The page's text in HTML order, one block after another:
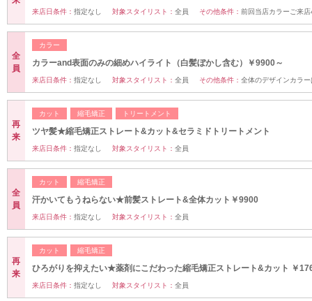
来店日条件： 指定なし 対象スタイリスト： 全員 その他条件： 前回当店カラーご来
全
員
カラー
カラーand表面のみの細めハイライト（白髪ぼかし含む）￥9900～
来店日条件： 指定なし 対象スタイリスト： 全員 その他条件： 全体のデザインカラ
再
来
カット 縮毛矯正 トリートメント
ツヤ髪★縮毛矯正ストレート&カット&セラミドトリートメント
来店日条件： 指定なし 対象スタイリスト： 全員
全
員
カット 縮毛矯正
汗かいてもうねらない★前髪ストレート&全体カット￥9900
来店日条件： 指定なし 対象スタイリスト： 全員
再
来
カット 縮毛矯正
ひろがりを抑えたい★薬剤にこだわった縮毛矯正ストレート&カット ￥
来店日条件： 指定なし 対象スタイリスト： 全員